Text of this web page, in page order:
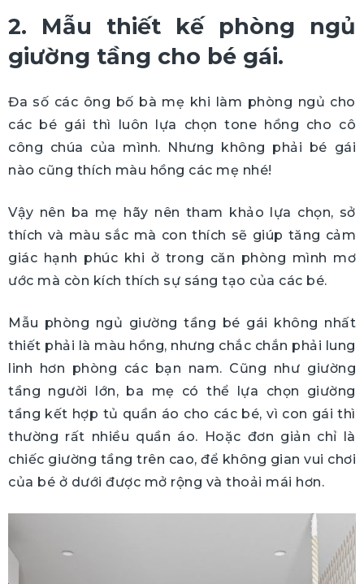
2. Mẫu thiết kế phòng ngủ
giường tầng cho bé gái.
Đa số các ông bố bà mẹ khi làm phòng ngủ cho
các bé gái thì luôn lựa chọn tone hồng cho cô
công chúa của mình. Nhưng không phải bé gái
nào cũng thích màu hồng các mẹ nhé!
Vậy nên ba mẹ hãy nên tham khảo lựa chọn, sở
thích và màu sắc mà con thích sẽ giúp tăng cảm
giác hạnh phúc khi ở trong căn phòng mình mơ
ước mà còn kích thích sự sáng tạo của các bé.
Mẫu phòng ngủ giường tầng bé gái không nhất
thiết phải là màu hồng, nhưng chắc chắn phải lung
linh hơn phòng các bạn nam. Cũng như giường
tầng người lớn, ba mẹ có thể lựa chọn giường
tầng kết hợp tủ quần áo cho các bé, vì con gái thì
thường rất nhiều quần áo. Hoặc đơn giản chỉ là
chiếc giường tầng trên cao, để không gian vui chơi
của bé ở dưới được mở rộng và thoải mái hơn.